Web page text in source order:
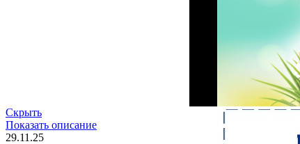
Скрыть
Показать описание
29.11.25